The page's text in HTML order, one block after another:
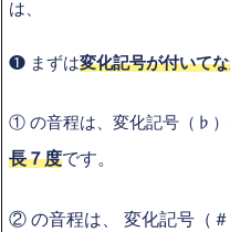
は、
❶ まずは変化記号が付いて
① の音程は、変化記号（♭）
長７度です。
② の音程は、 変化記号（